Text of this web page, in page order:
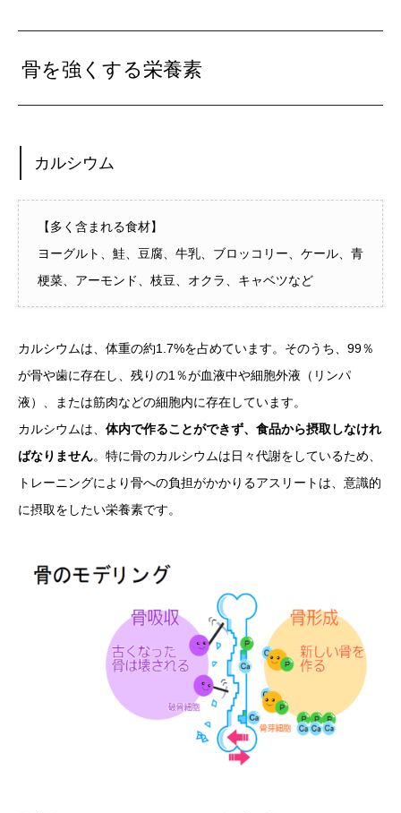
骨を強くする栄養素
カルシウム
【多く含まれる食材】
ヨーグルト、鮭、豆腐、牛乳、ブロッコリー、ケール、青
梗菜、アーモンド、枝豆、オクラ、キャベツなど
カルシウムは、体重の約1.7%を占めています。そのうち、99％
が骨や歯に存在し、残りの1％が血液中や細胞外液（リンパ
液）、または筋肉などの細胞内に存在しています。
カルシウムは、 体内で作ることができず、食品から摂取しなけれ
ばなりません。特に骨のカルシウムは日々代謝をしているため、
トレーニングにより骨への負担がかかりるアスリートは、意識的
に摂取をしたい栄養素です。